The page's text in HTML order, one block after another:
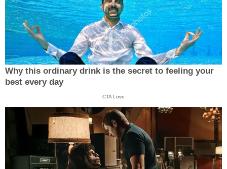
Why this ordinary drink is the secret to feeling your
best every day
CTA Love